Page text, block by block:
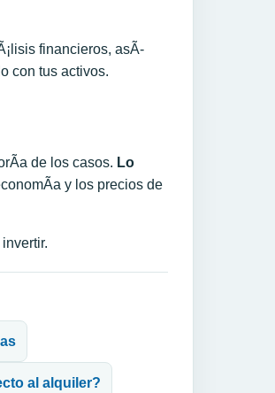
financieros, asÃ­
con tus activos.
de los casos. Lo
y los precios de
al alquiler?